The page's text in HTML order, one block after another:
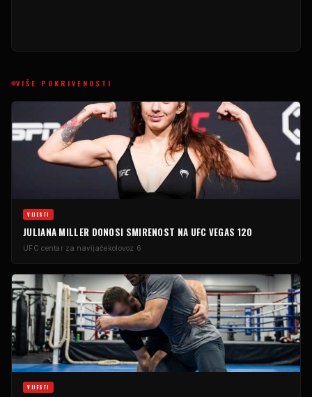
VIŠE POKRIVENOSTI
VIJESTI
JULIANA MILLER DONOSI SMIRENOST NA UFC VEGAS 120
UFC centar za navijačekolovoz 6
VIJESTI